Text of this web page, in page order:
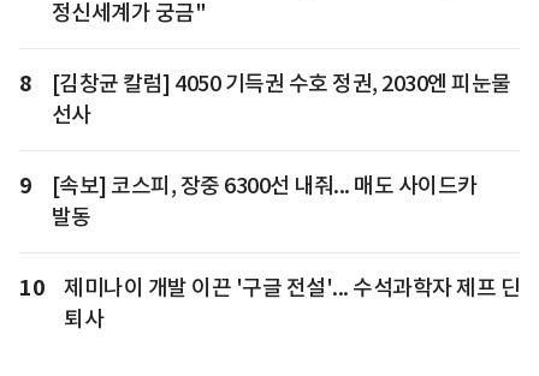
정신세계가 궁금"
8
[김창균 칼럼] 4050 기득권 수호 정권, 2030엔 피눈물
선사
9
[속보] 코스피, 장중 6300선 내줘... 매도 사이드카
발동
10
제미나이 개발 이끈 '구글 전설'... 수석과학자 제프 딘
퇴사